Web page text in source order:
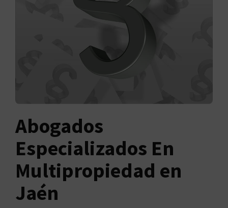
Abogados
Especializados En
Multipropiedad en
Jaén